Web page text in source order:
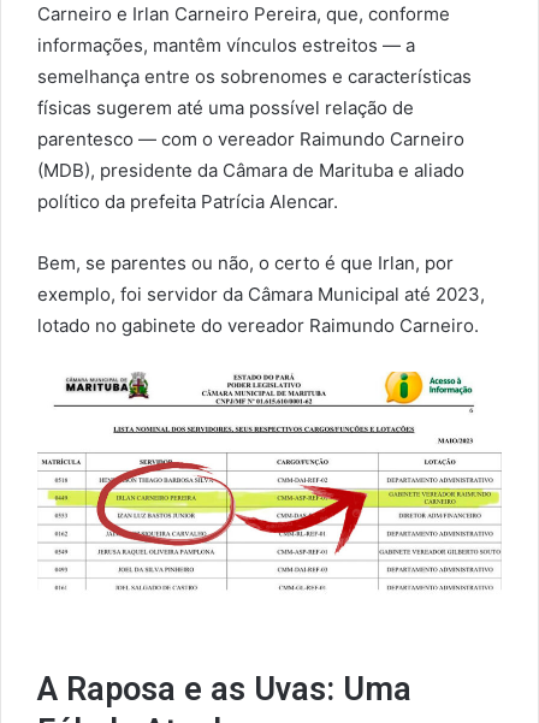
Carneiro e Irlan Carneiro Pereira, que, conforme
informações, mantêm vínculos estreitos — a
semelhança entre os sobrenomes e características
físicas sugerem até uma possível relação de
parentesco — com o vereador Raimundo Carneiro
(MDB), presidente da Câmara de Marituba e aliado
político da prefeita Patrícia Alencar.
Bem, se parentes ou não, o certo é que Irlan, por
exemplo, foi servidor da Câmara Municipal até 2023,
lotado no gabinete do vereador Raimundo Carneiro.
A Raposa e as Uvas: Uma